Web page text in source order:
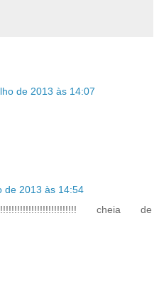
de 2013 às 14:07
de 2013 às 14:54
cheia de